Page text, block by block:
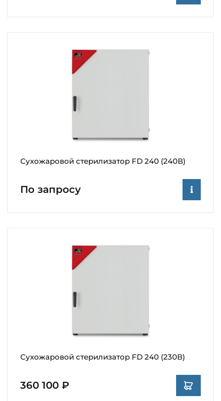
Сухожаровой стерилизатор FD 240 (240В)
По запросу
Сухожаровой стерилизатор FD 240 (230В)
360 100 ₽